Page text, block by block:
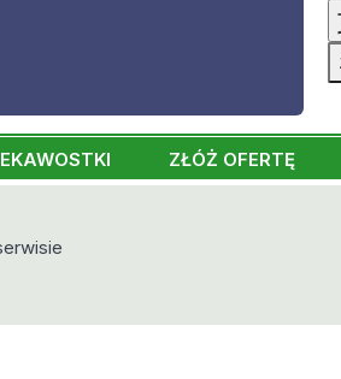
ZŁÓŻ OFERTĘ